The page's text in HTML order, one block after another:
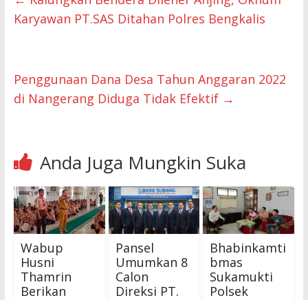
Karyawan PT.SAS Ditahan Polres Bengkalis
Penggunaan Dana Desa Tahun Anggaran 2022
di Nangerang Diduga Tidak Efektif →
Anda Juga Mungkin Suka
Wabup
Husni
Thamrin
Berikan
Pansel
Umumkan 8
Calon
Direksi PT.
Bhabinkamti
bmas
Sukamukti
Polsek